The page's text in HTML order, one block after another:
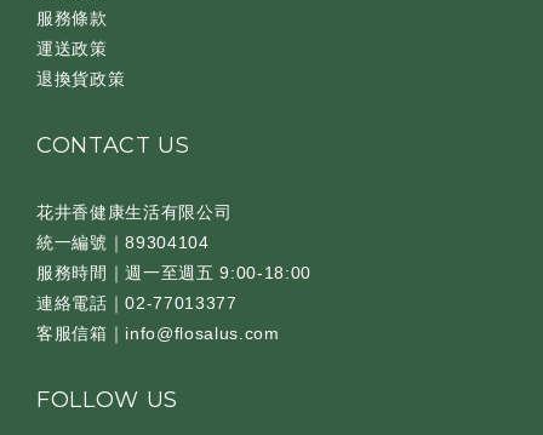
服務條款
運送政策
退換貨政策
CONTACT US
花井香健康生活有限公司
統一編號｜89304104
服務時間｜週一至週五 9:00-18:00
連絡電話｜02-77013377
客服信箱｜info@flosalus.com
FOLLOW US